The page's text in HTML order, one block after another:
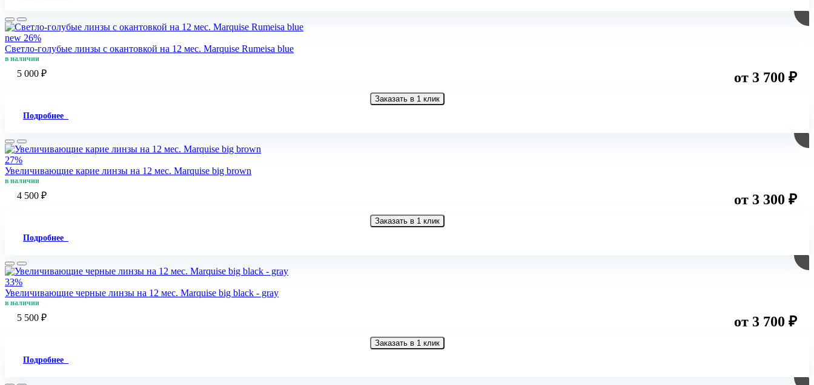
new 26%
Светло-голубые линзы c окантовкой на 12 мес. Marquise Rumeisa blue
в наличии
5 000 ₽ от 3 700 ₽
Заказать в 1 клик
Подробнее
27%
Увеличивающие карие линзы на 12 мес. Marquise big brown
в наличии
4 500 ₽ от 3 300 ₽
Заказать в 1 клик
Подробнее
33%
Увеличивающие черные линзы на 12 мес. Marquise big black - gray
в наличии
5 500 ₽ от 3 700 ₽
Заказать в 1 клик
Подробнее